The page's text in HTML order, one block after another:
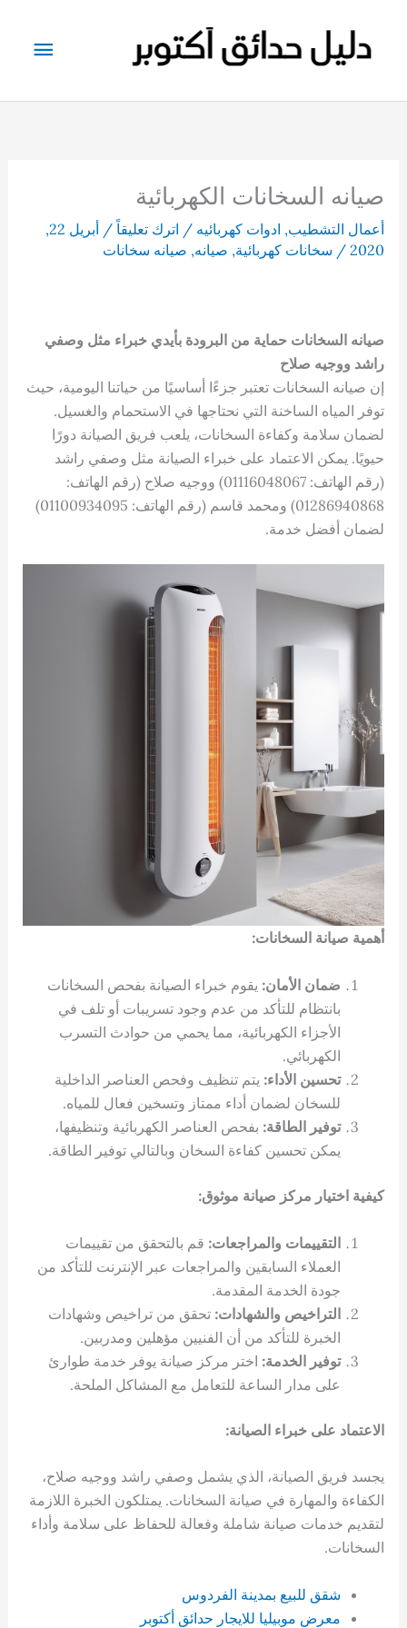
المحتوى
صيانه السخانات الكهربائية
أعمال التشطيب, ادوات كهربائيه / اترك تعليقاً /
أبريل 22,
2020
/ سخانات كهربائية, صيانه, صيانه سخانات
صيانه السخانات حماية من البرودة بأيدي خبراء مثل وصفي
راشد ووجيه صلاح
إن صيانه السخانات تعتبر جزءًا أساسيًا من حياتنا اليومية، حيث
توفر المياه الساخنة التي نحتاجها في الاستحمام والغسيل.
لضمان سلامة وكفاءة السخانات، يلعب فريق الصيانة دورًا
حيويًا. يمكن الاعتماد على خبراء الصيانة مثل وصفي راشد
(رقم الهاتف: 01116048067) ووجيه صلاح (رقم الهاتف:
01286940868) ومحمد قاسم (رقم الهاتف: 01100934095)
لضمان أفضل خدمة.
أهمية صيانة السخانات:
ضمان الأمان: يقوم خبراء الصيانة بفحص السخانات
بانتظام للتأكد من عدم وجود تسريبات أو تلف في
الأجزاء الكهربائية، مما يحمي من حوادث التسرب
الكهربائي.
تحسين الأداء: يتم تنظيف وفحص العناصر الداخلية
للسخان لضمان أداء ممتاز وتسخين فعال للمياه.
توفير الطاقة: بفحص العناصر الكهربائية وتنظيفها،
يمكن تحسين كفاءة السخان وبالتالي توفير الطاقة.
كيفية اختيار مركز صيانة موثوق:
التقييمات والمراجعات: قم بالتحقق من تقييمات
العملاء السابقين والمراجعات عبر الإنترنت للتأكد من
جودة الخدمة المقدمة.
التراخيص والشهادات: تحقق من تراخيص وشهادات
الخبرة للتأكد من أن الفنيين مؤهلين ومدربين.
توفير الخدمة: اختر مركز صيانة يوفر خدمة طوارئ
على مدار الساعة للتعامل مع المشاكل الملحة.
الاعتماد على خبراء الصيانة:
يجسد فريق الصيانة، الذي يشمل وصفي راشد ووجيه صلاح،
الكفاءة والمهارة في صيانة السخانات. يمتلكون الخبرة اللازمة
لتقديم خدمات صيانة شاملة وفعالة للحفاظ على سلامة وأداء
السخانات.
شقق للبيع بمدينة الفردوس
معرض موبيليا للايجار حدائق أكتوبر